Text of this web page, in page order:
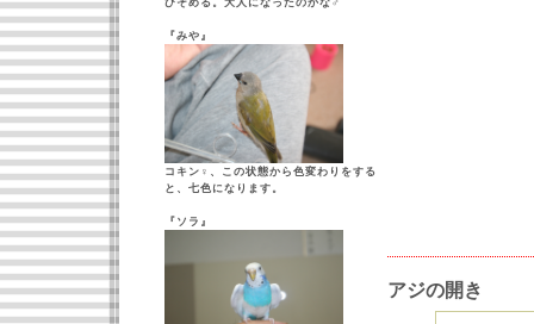
ひそめる。大人になったのかな♂
『みや』
コキン♀、この状態から色変わりをする
と、七色になります。
『ソラ』
アジの開き